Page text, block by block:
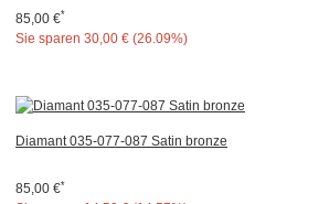
85,00 €*
Sie sparen 30,00 € (26.09%)
Diamant 035-077-087 Satin bronze
85,00 €*